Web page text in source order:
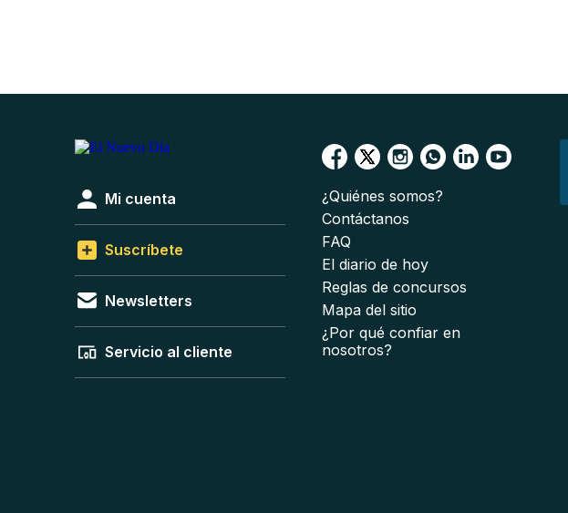
Mi cuenta
Suscríbete
Newsletters
Servicio al cliente
¿Quiénes somos?
Contáctanos
FAQ
El diario de hoy
Reglas de concursos
Mapa del sitio
¿Por qué confiar en
nosotros?